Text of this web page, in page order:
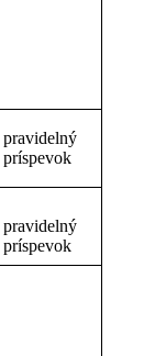
pravidelný
príspevok
pravidelný
príspevok